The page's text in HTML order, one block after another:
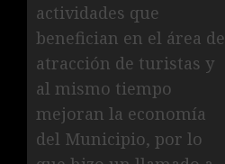
actividades que
benefician en el área de
atracción de turistas y
al mismo tiempo
mejoran la economía
del Municipio, por lo